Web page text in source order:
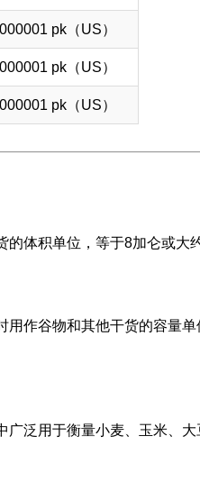
pk（US）
pk（US）
pk（US）
体积单位，等于8加仑或大
用作谷物和其他干货的容量
泛用于衡量小麦、玉米、